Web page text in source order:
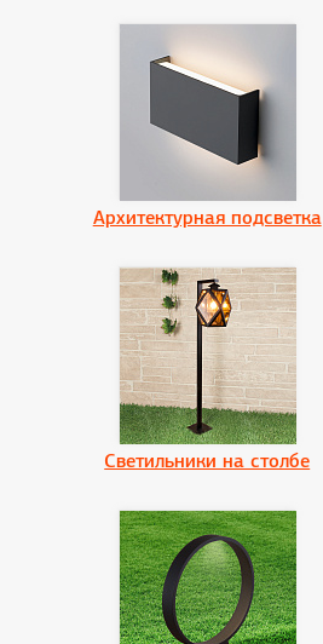
Архитектурная подсветка
Светильники на столбе